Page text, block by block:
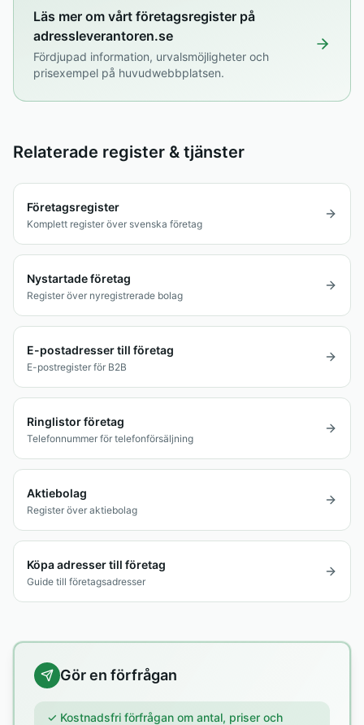
Läs mer om vårt företagsregister på
adressleverantoren.se
Fördjupad information, urvalsmöjligheter och
prisexempel på huvudwebbplatsen.
Relaterade register & tjänster
Företagsregister
Komplett register över svenska företag
Nystartade företag
Register över nyregistrerade bolag
E-postadresser till företag
E-postregister för B2B
Ringlistor företag
Telefonnummer för telefonförsäljning
Aktiebolag
Register över aktiebolag
Köpa adresser till företag
Guide till företagsadresser
Gör en förfrågan
✓ Kostnadsfri förfrågan om antal, priser och